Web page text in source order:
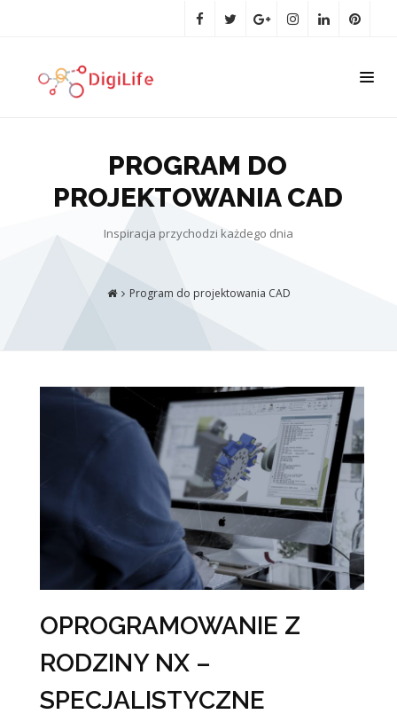
PROGRAM DO
PROJEKTOWANIA CAD
Inspiracja przychodzi każdego dnia
Program do projektowania CAD
OPROGRAMOWANIE Z
RODZINY NX –
SPECJALISTYCZNE